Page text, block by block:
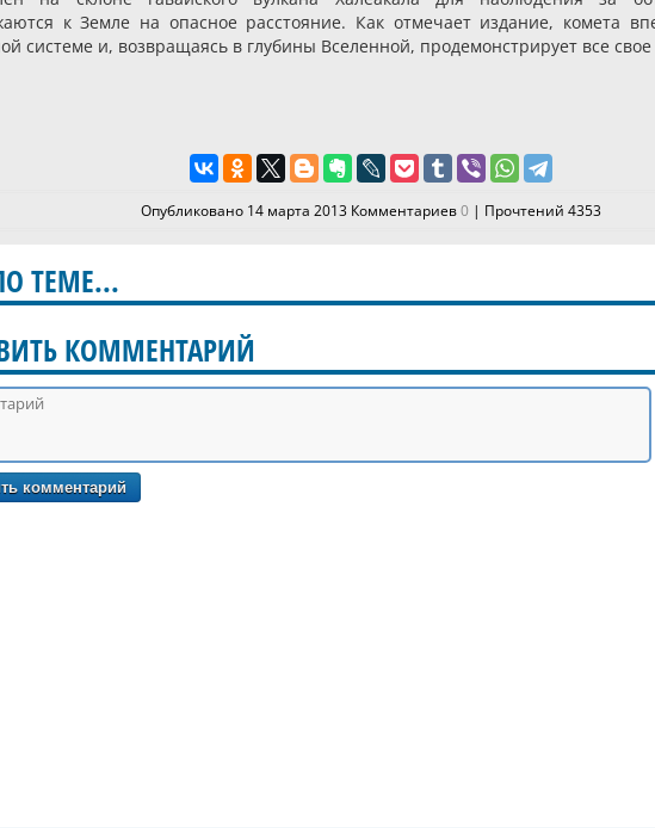
к Земле на опасное расстояние. Как отмечает издание, комета
системе и, возвращаясь в глубины Вселенной, продемонстрирует все
Опубликовано 14 марта 2013 Комментариев0 | Прочтений 4353
ТЕМЕ...
КОММЕНТАРИЙ